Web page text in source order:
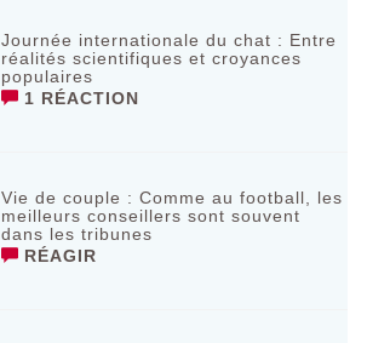
Journée internationale du chat : Entre
réalités scientifiques et croyances
populaires
1 RÉACTION
Vie de couple : Comme au football, les
meilleurs conseillers sont souvent
dans les tribunes
RÉAGIR